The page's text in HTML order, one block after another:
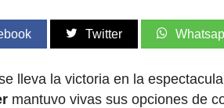
Twitter
lleva la victoria en la
mantuvo vivas sus opciones de